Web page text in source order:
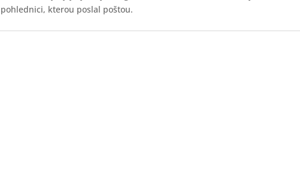
pohlednici, kterou poslal poštou.